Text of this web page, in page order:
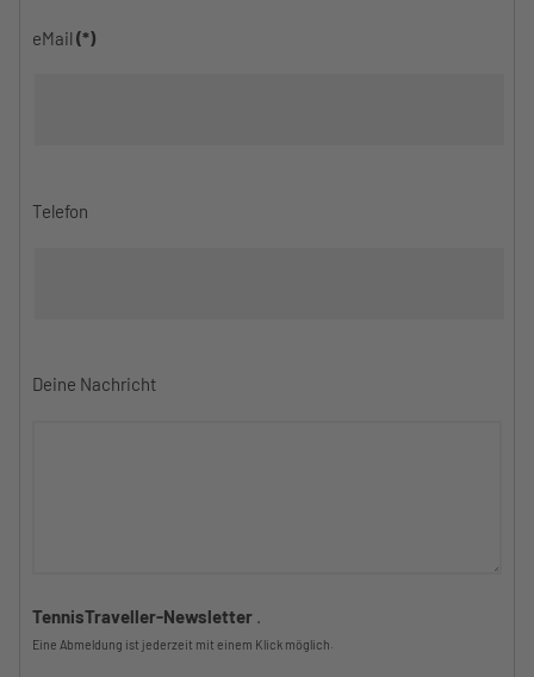
eMail (*)
Telefon
Deine Nachricht
TennisTraveller-Newsletter .
Eine Abmeldung ist jederzeit mit einem Klick möglich.